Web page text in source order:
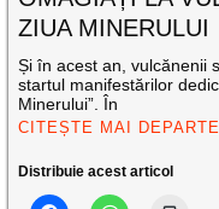
ZIUA MINERULUI
Și în acest an, vulcănenii
startul manifestărilor
Minerului”. În
CITEȘTE MAI DEPARTE
Distribuie acest articol